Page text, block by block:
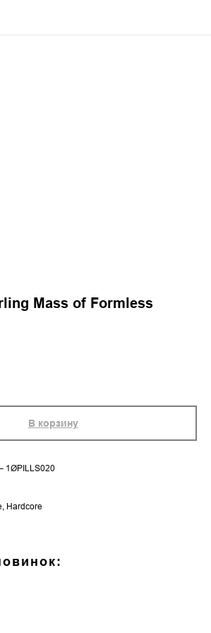
Mass of Formless
В корзину
1ØPILLS020
Hardcore